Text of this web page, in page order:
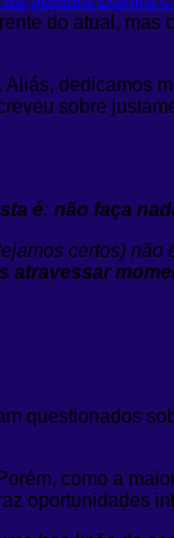
do atual,
dedicamos
sobre
é: não faça
certos)
questionados
como a
oportunidades